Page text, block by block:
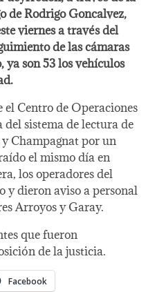
de Rodrigo Goncalvez,
viernes a través del
de las cámaras
son 53 los vehículos
el Centro de Operaciones
sistema de lectura de
Champagnat por un
el mismo día en
los operadores del
y dieron aviso a personal
Arroyos y Garay.
que fueron
de la justicia.
Facebook